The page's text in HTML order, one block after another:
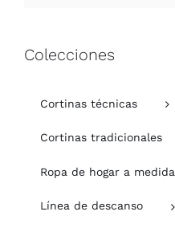
Colecciones
Cortinas técnicas
Cortinas tradicionales
Ropa de hogar a medida
Línea de descanso